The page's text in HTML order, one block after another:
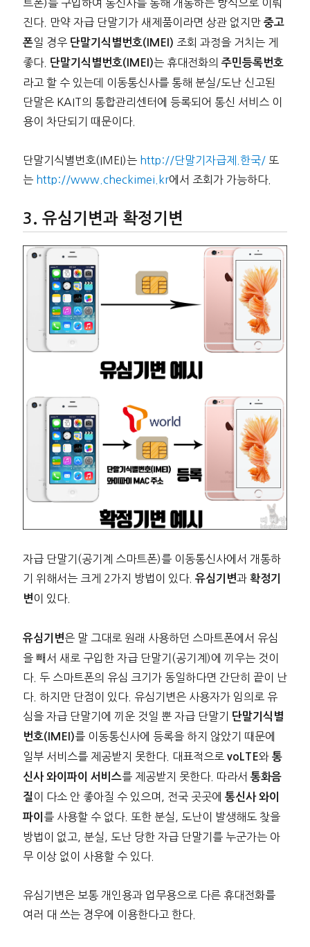
트폰)를 구입하여 통신사를 통해 개통하는 방식으로 이뤄
진다. 만약 자급 단말기가 새제품이라면 상관 없지만 중고
폰일 경우 단말기식별번호(IMEI) 조회 과정을 거치는 게
좋다. 단말기식별번호(IMEI)는 휴대전화의 주민등록번호
라고 할 수 있는데 이동통신사를 통해 분실/도난 신고된
단말은 KAIT의 통합관리센터에 등록되어 통신 서비스 이
용이 차단되기 때문이다.
단말기식별번호(IMEI)는 http://단말기자급제.한국/또
는 http://www.checkimei.kr에서 조회가 가능하다.
유심기변과 확정기변
자급 단말기(공기계 스마트폰)를 이동통신사에서 개통하
기 위해서는 크게 2가지 방법이 있다. 유심기변과 확정기
변 이 있다.
유심기변은 말 그대로 원래 사용하던 스마트폰에서 유심
을 빼서 새로 구입한 자급 단말기(공기계)에 끼우는 것이
다. 두 스마트폰의 유심 크기가 동일하다면 간단히 끝이 난
다. 하지만 단점이 있다. 유심기변은 사용자가 임의로 유
심을 자급 단말기에 끼운 것일 뿐 자급 단말기
단말기식별
번호(IMEI)를 이동통신사에 등록을 하지 않았기 때문에
일부 서비스를 제공받지 못한다. 대표적으로 voLTE와 통
신사 와이파이 서비스를 제공받지 못한다. 따라서 통화음
질 이 다소 안 좋아질 수 있으며, 전국 곳곳에 통신사 와이
파이 를 사용할 수 없다. 또한 분실, 도난이 발생해도 찾을
방법이 없고, 분실, 도난 당한 자급 단말기를 누군가는 아
무 이상 없이 사용할 수 있다.
유심기변은 보통 개인용과 업무용으로 다른 휴대전화를
여러 대 쓰는 경우에 이용한다고 한다.